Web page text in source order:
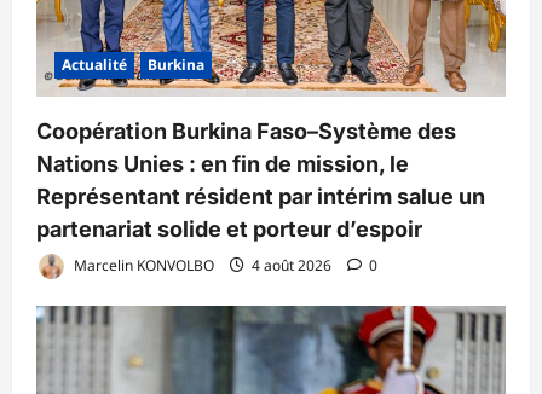
Actualité Burkina
Coopération Burkina Faso–Système des
Nations Unies : en fin de mission, le
Représentant résident par intérim salue un
partenariat solide et porteur d’espoir
Marcelin KONVOLBO 4 août 2026 0